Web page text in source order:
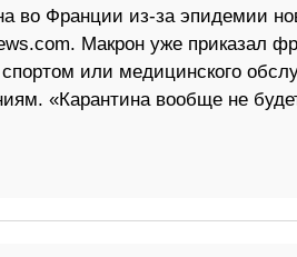
во Франции из-за эпидемии
Макрон уже приказал
или медицинского
«Карантина вообще не